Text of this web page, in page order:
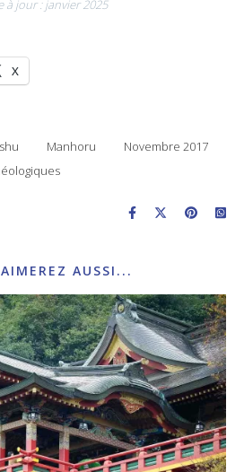
à jour : janvier 2025
X
Manhoru
Novembre 2017
AUSSI...